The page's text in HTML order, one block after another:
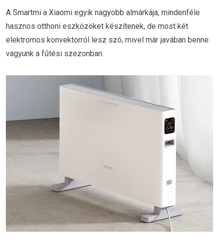
A Smartmi a Xiaomi egyik nagyobb almárkája, mindenféle
hasznos otthoni eszközöket készítenek, de most két
elektromos konvektorról lesz szó, mivel már javában benne
vagyunk a fűtési szezonban.